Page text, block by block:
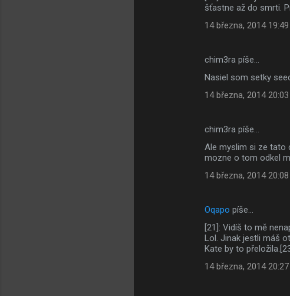
šťastne až do smrti.
14 března, 2014 19:49
chim3ra píše…
Nasiel som setky
14 března, 2014 20:03
chim3ra píše…
Ale myslim si ze tato
mozne o tom odkel
14 března, 2014 20:08
Oqapo píše…
[21]: Vidíš to mě
Lol. Jinak jestli máš
Kate by to
14 března, 2014 20:27